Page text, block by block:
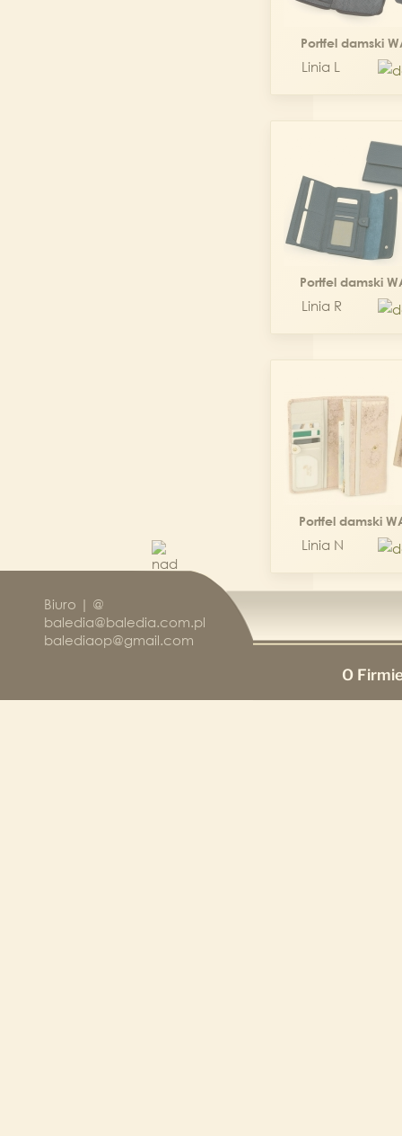
Portfel damski
Linia L
Portfel damski
Linia R
Portfel damski
Linia N
Biuro | @
baledia@baledia.com.pl
balediaop@gmail.com
O